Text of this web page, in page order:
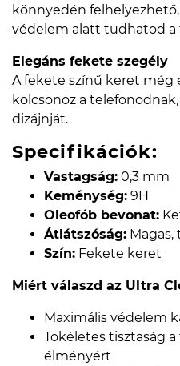
könnyedén
védelem alatt tudhatod a
Elegáns fekete szegély
A fekete színű keret még
kölcsönöz a
dizájnját.
Specifikációk:
Vastagság: 0,3 mm
Keménység: 9H
Oleofób bevonat:
Átlátszóság: Magas,
Szín: Fekete keret
Miért válaszd az Ultra
Maximális védelem
Tökéletes tisztaság
élményért